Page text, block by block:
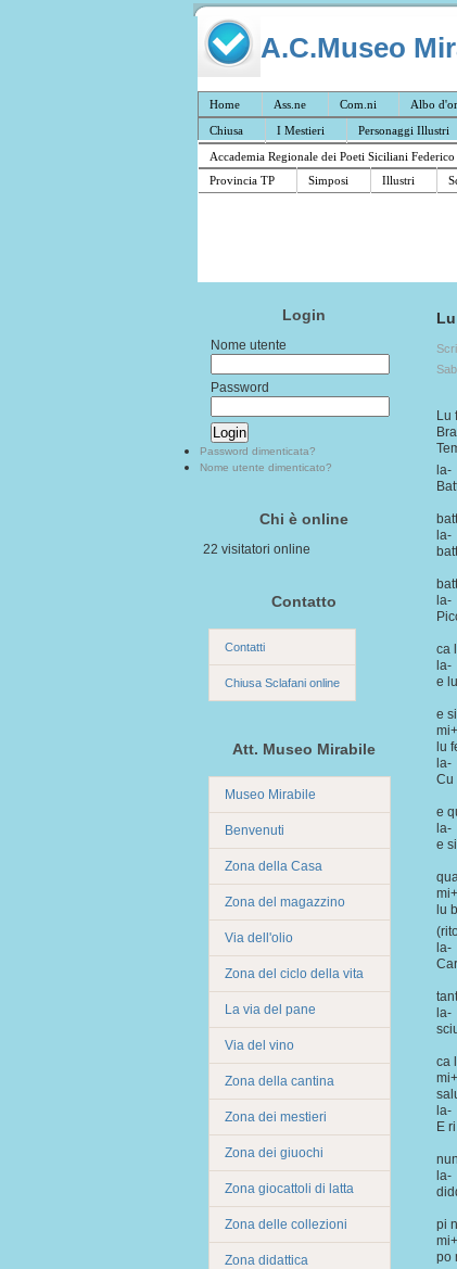
A.C.Museo
Home Ass.ne Com.ni Albo
Chiusa
I Mestieri Personaggi Illustri
Accademia Regionale dei Poeti Siciliani
Provincia TP
Simposi Illustri
Login
Nome utente
Password
Password dimenticata?
Nome utente dimenticato?
Chi è online
22 visitatori online
Contatto
Contatti
Chiusa Sclafani online
Att. Museo Mirabile
Museo Mirabile
Benvenuti
Zona della Casa
Zona del magazzino
Via dell'olio
Zona del ciclo della vita
La via del pane
Via del vino
Zona della cantina
Zona dei mestieri
Zona dei giuochi
Zona giocattoli di latta
Zona delle collezioni
Zona didattica
Lu
ca
e
e
lu
Cu
e
e
lu
ca
E
pi
po